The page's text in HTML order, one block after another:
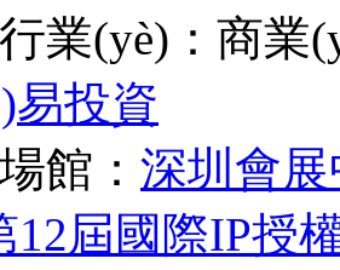
業(yè)： 商業
易投資
館： 深圳會